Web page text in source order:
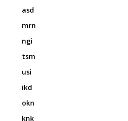
asd
mrn
ngi
tsm
usi
ikd
okn
knk